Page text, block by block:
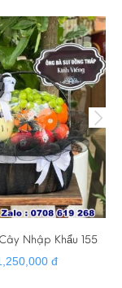
và hỗ trợ ❤️
Nhập Khẩu 155
đ